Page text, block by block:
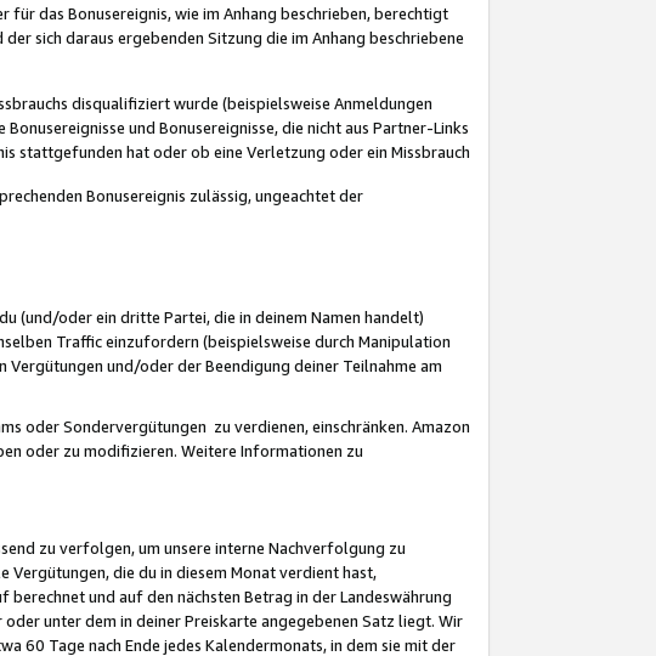
für das Bonusereignis, wie im Anhang beschrieben, berechtigt
sich daraus ergebenden Sitzung die im Anhang beschriebene
disqualifiziert wurde (beispielsweise Anmeldungen
und Bonusereignisse, die nicht aus Partner-Links
stattgefunden hat oder ob eine Verletzung oder ein Missbrauch
Bonusereignis zulässig, ungeachtet der
(und/oder ein dritte Partei, die in deinem Namen handelt)
Traffic einzufordern (beispielsweise durch Manipulation
und/oder der Beendigung deiner Teilnahme am
oder Sondervergütungen zu verdienen, einschränken. Amazon
oder zu modifizieren. Weitere Informationen zu
zu verfolgen, um unsere interne Nachverfolgung zu
Vergütungen, die du in diesem Monat verdient hast,
und auf den nächsten Betrag in der Landeswährung
unter dem in deiner Preiskarte angegebenen Satz liegt. Wir
60 Tage nach Ende jedes Kalendermonats, in dem sie mit der